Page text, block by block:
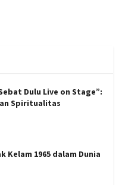
Dulu Live on Stage”:
Spiritualitas
Kelam 1965 dalam Dunia